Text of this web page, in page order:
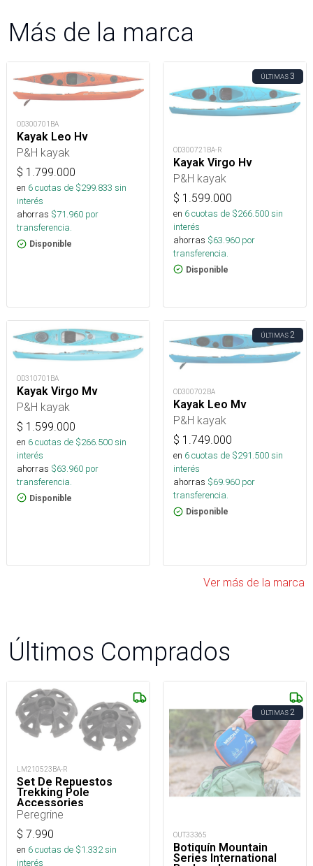
Más de la marca
OD300701BA
Kayak Leo Hv
P&H kayak
$ 1.799.000
en 6cuotas de $299.833 sin
interés
ahorras $71.960 por
transferencia.
Disponible
ÚLTIMAS3
OD300721BA-R
Kayak Virgo Hv
P&H kayak
$ 1.599.000
en 6cuotas de $266.500sin
interés
ahorras $63.960 por
transferencia.
Disponible
OD310701BA
Kayak Virgo Mv
P&H kayak
$ 1.599.000
en 6cuotas de $266.500sin
interés
ahorras $63.960 por
transferencia.
Disponible
ÚLTIMAS2
OD300702BA
Kayak Leo Mv
P&H kayak
$ 1.749.000
en 6cuotas de $291.500sin
interés
ahorras $69.960 por
transferencia.
Disponible
Ver más de la marca
Últimos Comprados
LM210523BA-R
Set De Repuestos
Trekking Pole
Accessories
Peregrine
$ 7.990
en 6cuotas de $1.332sin
interés
ÚLTIMAS2
OUT33365
Botiquín Mountain
Series International